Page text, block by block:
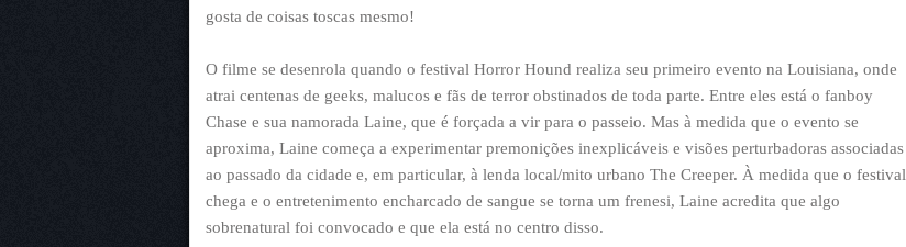
gosta de coisas toscas mesmo!
O filme se desenrola quando o festival Horror Hound realiza seu primeiro evento na Louisiana, onde
atrai centenas de geeks, malucos e fãs de terror obstinados de toda parte. Entre eles está o fanboy
Chase e sua namorada Laine, que é forçada a vir para o passeio. Mas à medida que o evento se
aproxima, Laine começa a experimentar premonições inexplicáveis e visões perturbadoras associadas
ao passado da cidade e, em particular, à lenda local/mito urbano The Creeper. À medida que o festival
chega e o entretenimento encharcado de sangue se torna um frenesi, Laine acredita que algo
sobrenatural foi convocado e que ela está no centro disso.